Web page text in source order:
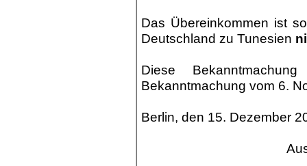
Das Übereinkommen ist
Deutschland zu Tunesien
Diese
Bekanntmachung vom 6.
Berlin, den 15. Dezember